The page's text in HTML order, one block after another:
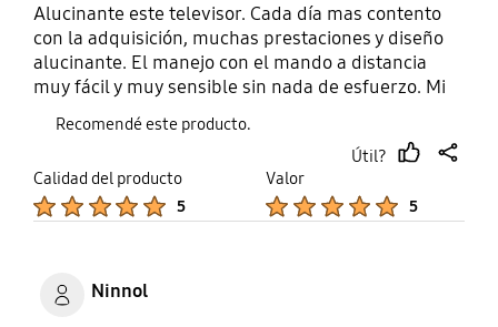
Alucinante este televisor. Cada día mas contento
con la adquisición, muchas prestaciones y diseño
alucinante. El manejo con el mando a distancia
muy fácil y muy sensible sin nada de esfuerzo. Mi
primera compra Samsung y muy contento.
Recomendé este producto.
Útil?
up
Calidad del producto
5
Valor
5
Ninnol